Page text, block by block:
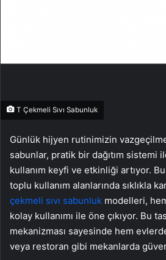
T Çekmeli Sıvı Sabunluk
Günlük hijyen rutinimizin
sabunlar, pratik bir dağıtım sistemi
kullanım keyfi ve etkinliği artıyor.
toplu kullanım alanlarında sıklıkla
çekmeli sıvı sabunluk modelleri,
kolay kullanımı ile öne çıkıyor. Bu
mekanizması sayesinde hem
veya restoran gibi mekanlarda